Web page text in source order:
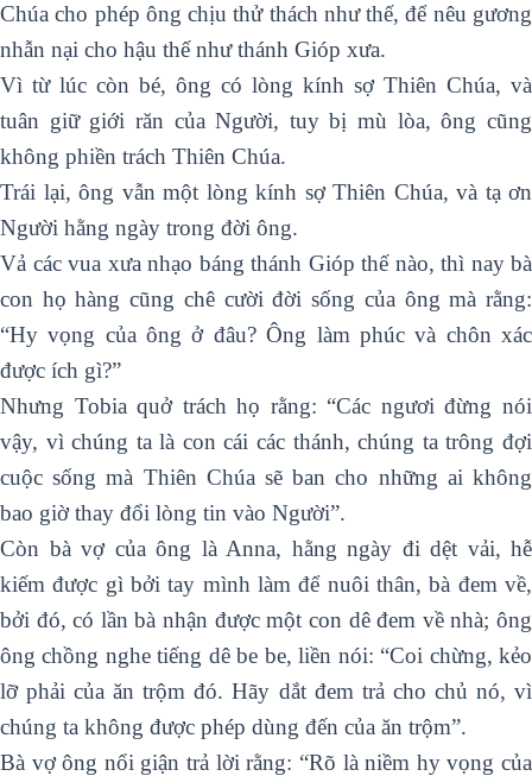
Chúa cho phép ông chịu thử thách như thế, để nêu gương
nhẫn nại cho hậu thế như thánh Gióp xưa.
Vì từ lúc còn bé, ông có lòng kính sợ Thiên Chúa, và
tuân giữ giới răn của Người, tuy bị mù lòa, ông cũng
không phiền trách Thiên Chúa.
Trái lại, ông vẫn một lòng kính sợ Thiên Chúa, và tạ ơn
Người hằng ngày trong đời ông.
Vả các vua xưa nhạo báng thánh Gióp thế nào, thì nay bà
con họ hàng cũng chê cười đời sống của ông mà rằng:
“Hy vọng của ông ở đâu? Ông làm phúc và chôn xác
được ích gì?”
Nhưng Tobia quở trách họ rằng: “Các ngươi đừng nói
vậy, vì chúng ta là con cái các thánh, chúng ta trông đợi
cuộc sống mà Thiên Chúa sẽ ban cho những ai không
bao giờ thay đổi lòng tin vào Người”.
Còn bà vợ của ông là Anna, hằng ngày đi dệt vải, hễ
kiếm được gì bởi tay mình làm để nuôi thân, bà đem về,
bởi đó, có lần bà nhận được một con dê đem về nhà; ông
ông chồng nghe tiếng dê be be, liền nói: “Coi chừng, kẻo
lỡ phải của ăn trộm đó. Hãy dắt đem trả cho chủ nó, vì
chúng ta không được phép dùng đến của ăn trộm”.
Bà vợ ông nổi giận trả lời rằng: “Rõ là niềm hy vọng của